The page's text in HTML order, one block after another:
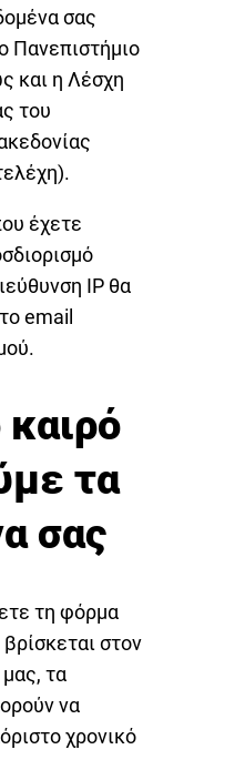
σας
Πανεπιστήμιο
και η Λέσχη
του
έχετε
IP θα
email
καιρό
τα
σας
τη φόρμα
στον
τα
να
χρονικό